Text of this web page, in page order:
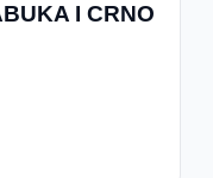
I CRNO